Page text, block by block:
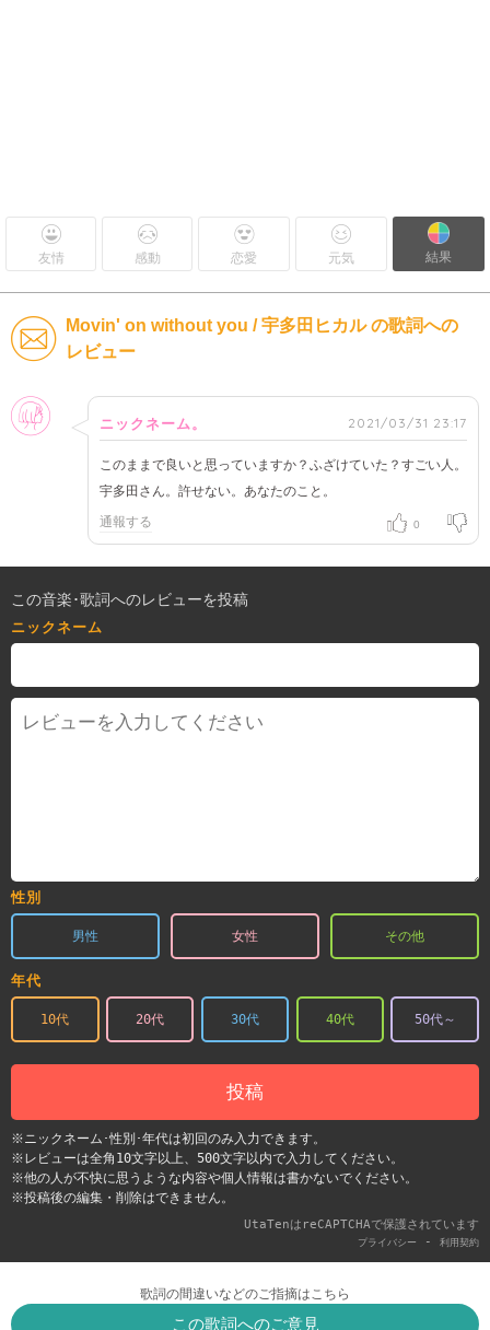
友情 感動 恋愛 元気 結果
Movin' on without you / 宇多田ヒカル の歌詞への
レビュー
女性
ニックネーム。 2021/03/31 23:17
このままで良いと思っていますか？ふざけていた？すごい人。
宇多田さん。許せない。あなたのこと。
通報する 0
この音楽･歌詞へのレビューを投稿
ニックネーム
性別
男性 女性 その他
年代
10代 20代 30代 40代 50代～
投稿
※ニックネーム･性別･年代は初回のみ入力できます。
※レビューは全角10文字以上、500文字以内で入力してください。
※他の人が不快に思うような内容や個人情報は書かないでください。
※投稿後の編集・削除はできません。
UtaTenはreCAPTCHAで保護されています
プライバシー - 利用契約
歌詞の間違いなどのご指摘はこちら
この歌詞へのご意見